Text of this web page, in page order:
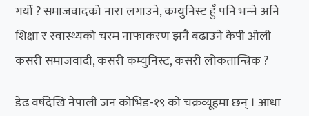
गर्यो ? समाजवादको नारा लगाउने, कम्युनिस्ट हुँ पनि भन्‍ने अनि
शिक्षा र स्वास्थ्यको चरम नाफाकरण झनै बढाउने केपी ओली
कसरी समाजवादी, कसरी कम्युनिस्ट, कसरी लोकतान्त्रिक ?
डेढ वर्षदेखि नेपाली जन कोभिड-१९ को चक्रव्यूहमा छन् । आधा